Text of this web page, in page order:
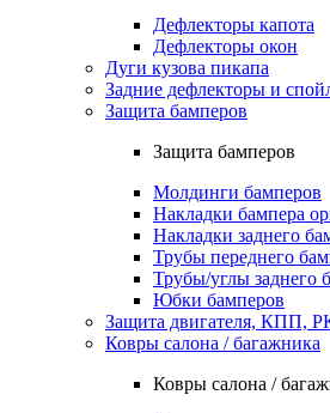
Дефлекторы капота
Дефлекторы окон
Дуги кузова пикапа
Задние дефлекторы и
Защита бамперов
Защита бамперов
Молдинги бамперов
Накладки бампера
Накладки заднего
Трубы переднего
Трубы/углы заднего
Юбки бамперов
Защита двигателя, КПП,
Ковры салона / багажника
Ковры салона /